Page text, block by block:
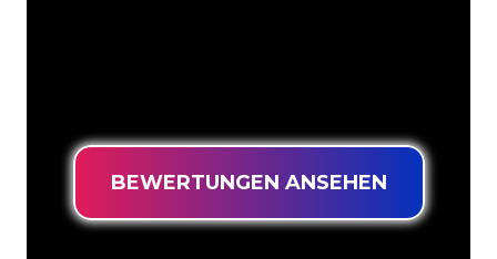
BEWERTUNGEN ANSEHEN